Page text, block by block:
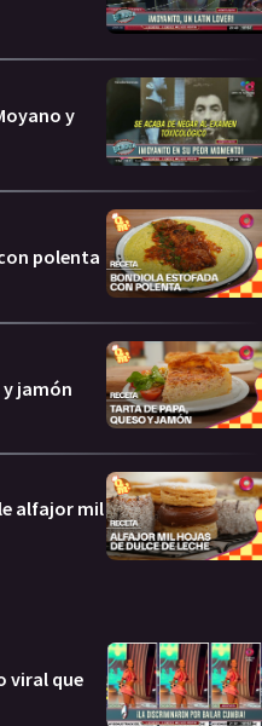
y
polenta
jamón
alfajor mil
viral que